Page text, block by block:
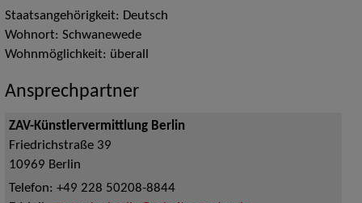
Staatsangehörigkeit: Deutsch
Wohnort: Schwanewede
Wohnmöglichkeit: überall
Ansprechpartner
ZAV-Künstlervermittlung Berlin
Friedrichstraße 39
10969 Berlin
Telefon: +49 228 50208-8844